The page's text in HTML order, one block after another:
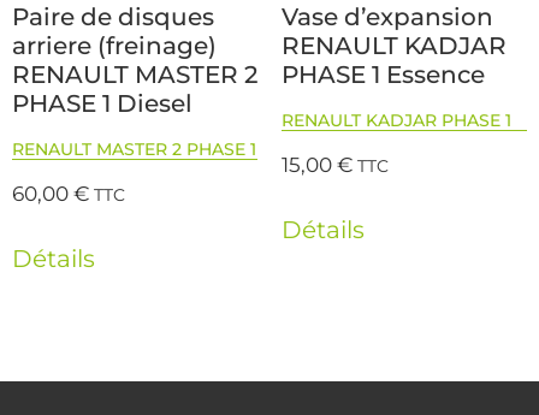
Paire de disques
arriere (freinage)
RENAULT MASTER 2
PHASE 1 Diesel
RENAULT MASTER 2 PHASE 1
60,00€ TTC
Détails
Vase d’expansion
RENAULT KADJAR
PHASE 1 Essence
RENAULT KADJAR PHASE 1
15,00€ TTC
Détails